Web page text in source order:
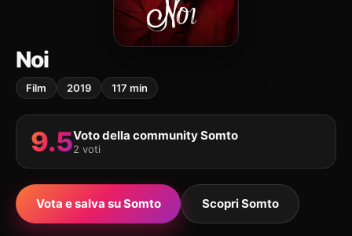
Noi
Film 2019 117 min
9.5Voto della community Somto
2 voti
Vota e salva su Somto Scopri Somto